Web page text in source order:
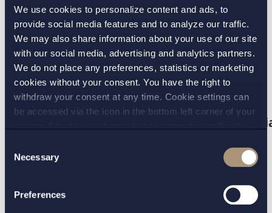
We use cookies to personalize content and ads, to
provide social media features and to analyze our traffic.
We may also share information about your use of our site
with our social media, advertising and analytics partners.
We do not place any preferences, statistics or marketing
cookies without your consent. You have the right to
withdraw your consent at any time. Cookie settings can
be accessed via the icon in the bottom left corner of your
andprivacy policy
for more details on cookies and our
Selection
Necessary
Preferences
KONTAKT:
Fredrik Roos Anna Hildingsson
VERKSAMHETSOMRÅDE:
Handel och konsument ,
Immaterialrätt, marknadsrätt och
NÄSTA ARTIKEL